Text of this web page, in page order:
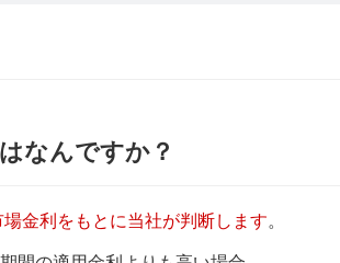
なんですか？
金利をもとに当社が判断します。